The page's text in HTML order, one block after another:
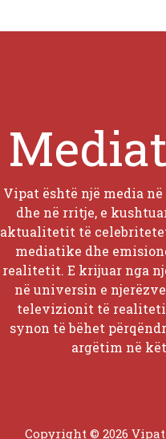
Vipat është një media
dhe në rritje, e
aktualitetit të
mediatike dhe
realitetit. E krijuar nga
në universin e
televizionit të
synon të bëhet
argëtim në
Copyright © 2026